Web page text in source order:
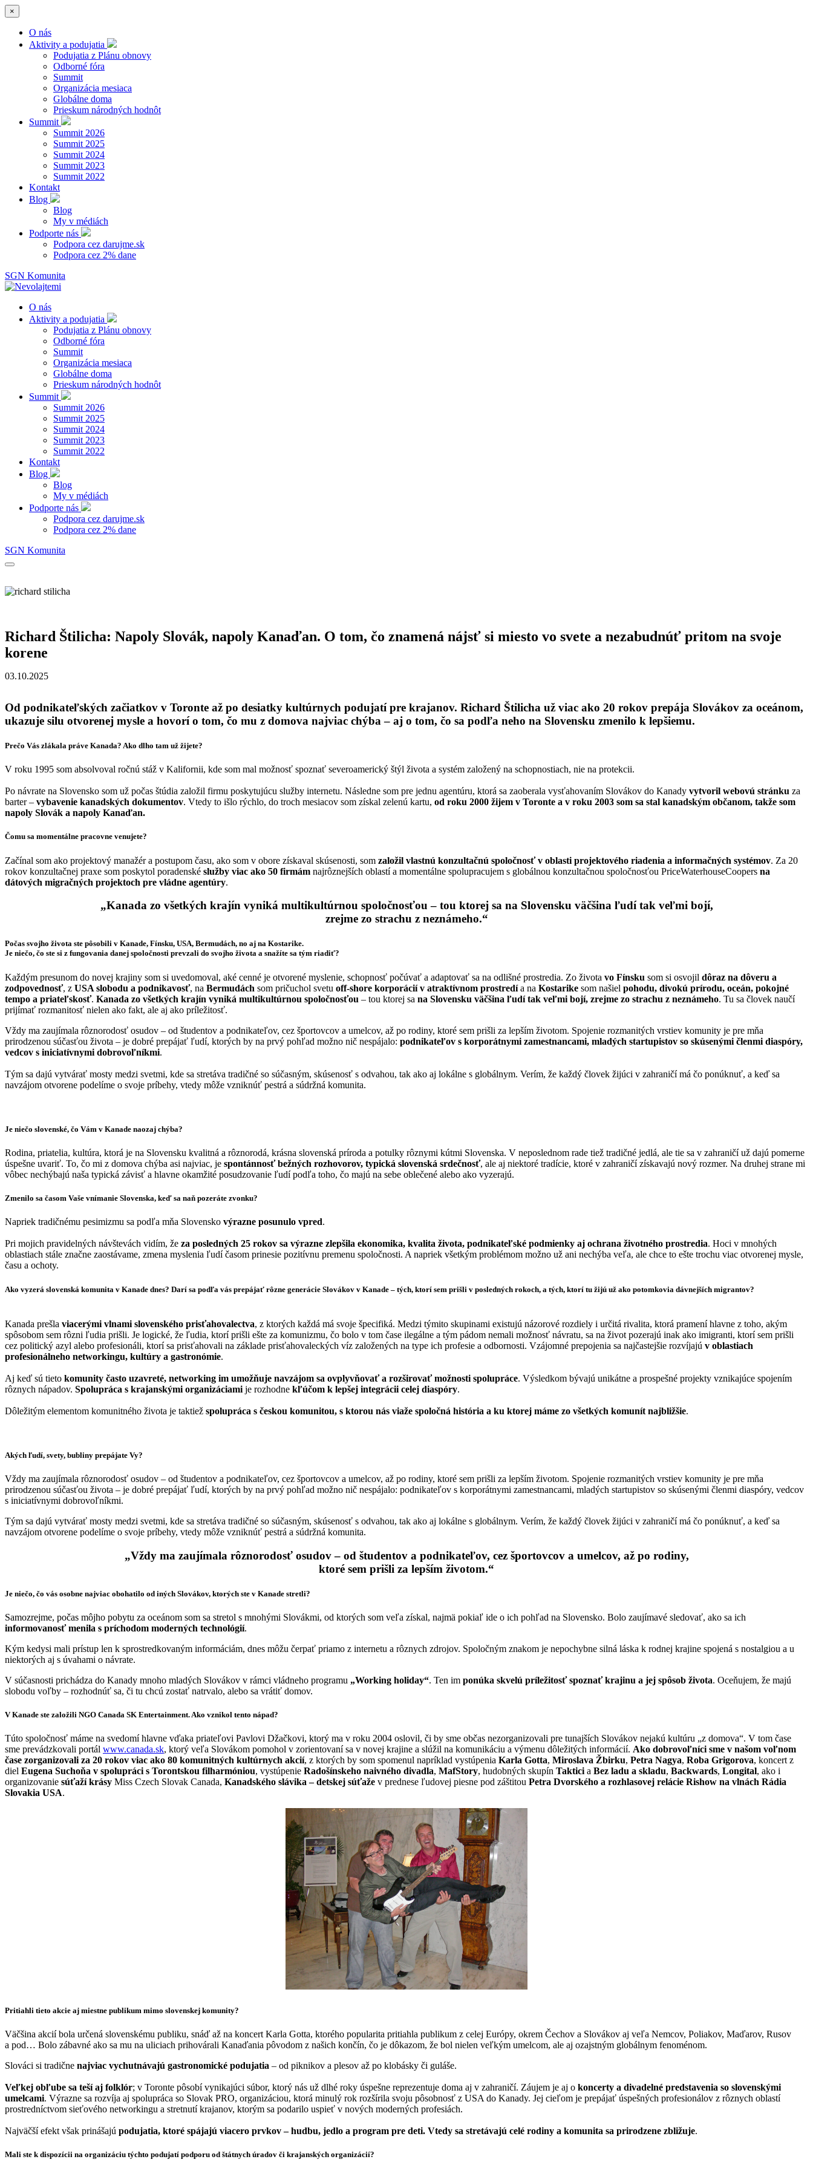
×
O nás
Aktivity a podujatia
Podujatia z Plánu obnovy
Odborné fóra
Summit
Organizácia mesiaca
Globálne doma
Prieskum národných hodnôt
Summit
Summit 2026
Summit 2025
Summit 2024
Summit 2023
Summit 2022
Kontakt
Blog
Blog
My v médiách
Podporte nás
Podpora cez darujme.sk
Podpora cez 2% dane
SGN Komunita
O nás
Aktivity a podujatia
Podujatia z Plánu obnovy
Odborné fóra
Summit
Organizácia mesiaca
Globálne doma
Prieskum národných hodnôt
Summit
Summit 2026
Summit 2025
Summit 2024
Summit 2023
Summit 2022
Kontakt
Blog
Blog
My v médiách
Podporte nás
Podpora cez darujme.sk
Podpora cez 2% dane
SGN Komunita
Richard Štilicha: Napoly Slovák, napoly Kanaďan. O tom, čo znamená nájsť si miesto vo svete a nezabudnúť pritom na svoje
korene
03.10.2025
Od podnikateľských začiatkov v Toronte až po desiatky kultúrnych podujatí pre krajanov. Richard Štilicha už viac ako 20 rokov prepája Slovákov za oceánom,
ukazuje silu otvorenej mysle a hovorí o tom, čo mu z domova najviac chýba – aj o tom, čo sa podľa neho na Slovensku zmenilo k lepšiemu.
Prečo Vás zlákala práve Kanada? Ako dlho tam už žijete?
V roku 1995 som absolvoval ročnú stáž v Kalifornii, kde som mal možnosť spoznať severoamerický štýl života a systém založený na schopnostiach, nie na protekcii.
Po návrate na Slovensko som už počas štúdia založil firmu poskytujúcu služby internetu. Následne som pre jednu agentúru, ktorá sa zaoberala vysťahovaním Slovákov do Kanady vytvoril webovú stránku za
barter – vybavenie kanadských dokumentov. Vtedy to išlo rýchlo, do troch mesiacov som získal zelenú kartu, od roku 2000 žijem v Toronte a v roku 2003 som sa stal kanadským občanom, takže som
napoly Slovák a napoly Kanaďan.
Čomu sa momentálne pracovne venujete?
Začínal som ako projektový manažér a postupom času, ako som v obore získaval skúsenosti, som založil vlastnú konzultačnú spoločnosť v oblasti projektového riadenia a informačných systémov. Za 20
rokov konzultačnej praxe som poskytol poradenské služby viac ako 50 firmám najrôznejších oblastí a momentálne spolupracujem s globálnou konzultačnou spoločnosťou PriceWaterhouseCoopers na
dátových migračných projektoch pre vládne agentúry.
„Kanada zo všetkých krajín vyniká multikultúrnou spoločnosťou – tou ktorej sa na Slovensku väčšina ľudí tak veľmi bojí,
zrejme zo strachu z neznámeho.“
Počas svojho života ste pôsobili v Kanade, Fínsku, USA, Bermudách, no aj na Kostarike.
Je niečo, čo ste si z fungovania danej spoločnosti prevzali do svojho života a snažíte sa tým riadiť?
Každým presunom do novej krajiny som si uvedomoval, aké cenné je otvorené myslenie, schopnosť počúvať a adaptovať sa na odlišné prostredia. Zo života vo Fínsku som si osvojil dôraz na dôveru a
zodpovednosť, z USA slobodu a podnikavosť, na Bermudách som pričuchol svetu off-shore korporácií v atraktívnom prostredía na Kostarike som našiel pohodu, divokú prírodu, oceán, pokojné
tempo a priateľskosť. Kanada zo všetkých krajín vyniká multikultúrnou spoločnosťou – tou ktorej sa na Slovensku väčšina ľudí tak veľmi bojí, zrejme zo strachu z neznámeho. Tu sa človek naučí
prijímať rozmanitosť nielen ako fakt, ale aj ako príležitosť.
Vždy ma zaujímala rôznorodosť osudov – od študentov a podnikateľov, cez športovcov a umelcov, až po rodiny, ktoré sem prišli za lepším životom. Spojenie rozmanitých vrstiev komunity je pre mňa
prirodzenou súčasťou života – je dobré prepájať ľudí, ktorých by na prvý pohľad možno nič nespájalo: podnikateľov s korporátnymi zamestnancami, mladých startupistov so skúsenými členmi diaspóry,
vedcov s iniciatívnymi dobrovoľníkmi.
Tým sa dajú vytvárať mosty medzi svetmi, kde sa stretáva tradičné so súčasným, skúsenosť s odvahou, tak ako aj lokálne s globálnym. Verím, že každý človek žijúci v zahraničí má čo ponúknuť, a keď sa
navzájom otvorene podelíme o svoje príbehy, vtedy môže vzniknúť pestrá a súdržná komunita.
Je niečo slovenské, čo Vám v Kanade naozaj chýba?
Rodina, priatelia, kultúra, ktorá je na Slovensku kvalitná a rôznorodá, krásna slovenská príroda a potulky rôznymi kútmi Slovenska. V neposlednom rade tiež tradičné jedlá, ale tie sa v zahraničí už dajú pomerne
úspešne uvariť. To, čo mi z domova chýba asi najviac, je spontánnosť bežných rozhovorov, typická slovenská srdečnosť, ale aj niektoré tradície, ktoré v zahraničí získavajú nový rozmer. Na druhej strane mi
vôbec nechýbajú naša typická závisť a hlavne okamžité posudzovanie ľudí podľa toho, čo majú na sebe oblečené alebo ako vyzerajú.
Zmenilo sa časom Vaše vnímanie Slovenska, keď sa naň pozeráte zvonku?
Napriek tradičnému pesimizmu sa podľa mňa Slovensko výrazne posunulo vpred.
Pri mojich pravidelných návštevách vidím, že za posledných 25 rokov sa výrazne zlepšila ekonomika, kvalita života, podnikateľské podmienky aj ochrana životného prostredia. Hoci v mnohých
oblastiach stále značne zaostávame, zmena myslenia ľudí časom prinesie pozitívnu premenu spoločnosti. A napriek všetkým problémom možno už ani nechýba veľa, ale chce to ešte trochu viac otvorenej mysle,
času a ochoty.
Ako vyzerá slovenská komunita v Kanade dnes? Darí sa podľa vás prepájať rôzne generácie Slovákov v Kanade – tých, ktorí sem prišli v posledných rokoch, a tých, ktorí tu žijú už ako potomkovia dávnejších migrantov?
Kanada prešla viacerými vlnami slovenského prisťahovalectva, z ktorých každá má svoje špecifiká. Medzi týmito skupinami existujú názorové rozdiely i určitá rivalita, ktorá pramení hlavne z toho, akým
spôsobom sem rôzni ľudia prišli. Je logické, že ľudia, ktorí prišli ešte za komunizmu, čo bolo v tom čase ilegálne a tým pádom nemali možnosť návratu, sa na život pozerajú inak ako imigranti, ktorí sem prišli
cez politický azyl alebo profesionáli, ktorí sa prisťahovali na základe prisťahovaleckých víz založených na type ich profesie a odbornosti. Vzájomné prepojenia sa najčastejšie rozvíjajú v oblastiach
profesionálneho networkingu, kultúry a gastronómie.
Aj keď sú tieto komunity často uzavreté, networking im umožňuje navzájom sa ovplyvňovať a rozširovať možnosti spolupráce. Výsledkom bývajú unikátne a prospešné projekty vznikajúce spojením
rôznych nápadov. Spolupráca s krajanskými organizáciami je rozhodne kľúčom k lepšej integrácii celej diaspóry.
Dôležitým elementom komunitného života je taktiež spolupráca s českou komunitou, s ktorou nás viaže spoločná história a ku ktorej máme zo všetkých komunít najbližšie.
Akých ľudí, svety, bubliny prepájate Vy?
Vždy ma zaujímala rôznorodosť osudov – od študentov a podnikateľov, cez športovcov a umelcov, až po rodiny, ktoré sem prišli za lepším životom. Spojenie rozmanitých vrstiev komunity je pre mňa
prirodzenou súčasťou života – je dobré prepájať ľudí, ktorých by na prvý pohľad možno nič nespájalo: podnikateľov s korporátnymi zamestnancami, mladých startupistov so skúsenými členmi diaspóry, vedcov
s iniciatívnymi dobrovoľníkmi.
Tým sa dajú vytvárať mosty medzi svetmi, kde sa stretáva tradičné so súčasným, skúsenosť s odvahou, tak ako aj lokálne s globálnym. Verím, že každý človek žijúci v zahraničí má čo ponúknuť, a keď sa
navzájom otvorene podelíme o svoje príbehy, vtedy môže vzniknúť pestrá a súdržná komunita.
„Vždy ma zaujímala rôznorodosť osudov – od študentov a podnikateľov, cez športovcov a umelcov, až po rodiny,
ktoré sem prišli za lepším životom.“
Je niečo, čo vás osobne najviac obohatilo od iných Slovákov, ktorých ste v Kanade stretli?
Samozrejme, počas môjho pobytu za oceánom som sa stretol s mnohými Slovákmi, od ktorých som veľa získal, najmä pokiaľ ide o ich pohľad na Slovensko. Bolo zaujímavé sledovať, ako sa ich
informovanosť menila s príchodom moderných technológií.
Kým kedysi mali prístup len k sprostredkovaným informáciám, dnes môžu čerpať priamo z internetu a rôznych zdrojov. Spoločným znakom je nepochybne silná láska k rodnej krajine spojená s nostalgiou a u
niektorých aj s úvahami o návrate.
V súčasnosti prichádza do Kanady mnoho mladých Slovákov v rámci vládneho programu „Working holiday“. Ten im ponúka skvelú príležitosť spoznať krajinu a jej spôsob života. Oceňujem, že majú
slobodu voľby – rozhodnúť sa, či tu chcú zostať natrvalo, alebo sa vrátiť domov.
V Kanade ste založili NGO Canada SK Entertainment. Ako vznikol tento nápad?
Túto spoločnosť máme na svedomí hlavne vďaka priateľovi Pavlovi Džačkovi, ktorý ma v roku 2004 oslovil, či by sme občas nezorganizovali pre tunajších Slovákov nejakú kultúru „z domova“. V tom čase
sme prevádzkovali portál www.canada.sk, ktorý veľa Slovákom pomohol v zorientovaní sa v novej krajine a slúžil na komunikáciu a výmenu dôležitých informácií. Ako dobrovoľníci sme v našom voľnom
čase zorganizovali za 20 rokov viac ako 80 komunitných kultúrnych akcií, z ktorých by som spomenul napríklad vystúpenia Karla Gotta, Miroslava Žbirku, Petra Nagya, Roba Grigorova, koncert z
diel Eugena Suchoňa v spolupráci s Torontskou filharmóniou, vystúpenie Radošínskeho naivného divadla, MafStory, hudobných skupín Takticia Bez ladu a skladu, Backwards, Longital, ako i
organizovanie súťaží krásy Miss Czech Slovak Canada, Kanadského slávika – detskej súťaže v prednese ľudovej piesne pod záštitou Petra Dvorského a rozhlasovej relácie Rishow na vlnách Rádia
Slovakia USA.
Pritiahli tieto akcie aj miestne publikum mimo slovenskej komunity?
Väčšina akcií bola určená slovenskému publiku, snáď až na koncert Karla Gotta, ktorého popularita pritiahla publikum z celej Európy, okrem Čechov a Slovákov aj veľa Nemcov, Poliakov, Maďarov, Rusov
a pod… Bolo zábavné ako sa mu na uliciach prihovárali Kanaďania pôvodom z našich končín, čo je dôkazom, že bol nielen veľkým umelcom, ale aj ozajstným globálnym fenoménom.
Slováci si tradične najviac vychutnávajú gastronomické podujatia – od piknikov a plesov až po klobásky či guláše.
Veľkej obľube sa teší aj folklór; v Toronte pôsobí vynikajúci súbor, ktorý nás už dlhé roky úspešne reprezentuje doma aj v zahraničí. Záujem je aj o koncerty a divadelné predstavenia so slovenskými
umelcami. Výrazne sa rozvíja aj spolupráca so Slovak PRO, organizáciou, ktorá minulý rok rozšírila svoju pôsobnosť z USA do Kanady. Jej cieľom je prepájať úspešných profesionálov z rôznych oblastí
prostredníctvom sieťového networkingu a stretnutí krajanov, ktorým sa podarilo uspieť v nových moderných profesiách.
Najväčší efekt však prinášajú podujatia, ktoré spájajú viacero prvkov – hudbu, jedlo a program pre deti. Vtedy sa stretávajú celé rodiny a komunita sa prirodzene zbližuje.
Mali ste k dispozícii na organizáciu týchto podujatí podporu od štátnych úradov či krajanských organizácií?